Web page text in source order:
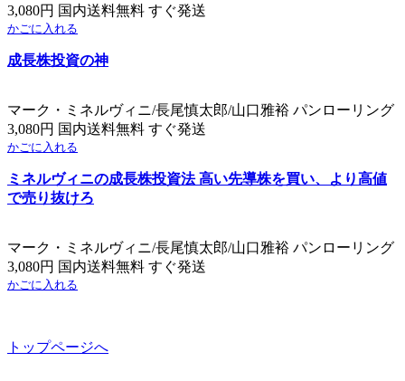
3,080円 国内送料無料 すぐ発送
かごに入れる
成長株投資の神
マーク・ミネルヴィニ/長尾慎太郎/山口雅裕 パンローリング
3,080円 国内送料無料 すぐ発送
かごに入れる
ミネルヴィニの成長株投資法 高い先導株を買い、より高値
で売り抜けろ
マーク・ミネルヴィニ/長尾慎太郎/山口雅裕 パンローリング
3,080円 国内送料無料 すぐ発送
かごに入れる
トップページへ